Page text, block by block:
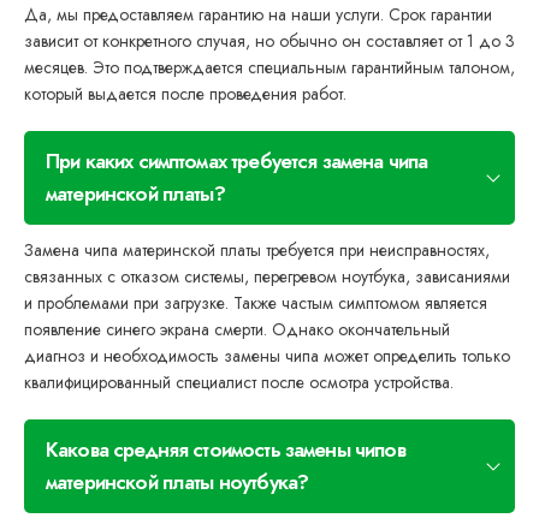
Да, мы предоставляем гарантию на наши услуги. Срок гарантии
зависит от конкретного случая, но обычно он составляет от 1 до 3
месяцев. Это подтверждается специальным гарантийным талоном,
который выдается после проведения работ.
При каких симптомах требуется замена чипа
материнской платы?
Замена чипа материнской платы требуется при неисправностях,
связанных с отказом системы, перегревом ноутбука, зависаниями
и проблемами при загрузке. Также частым симптомом является
появление синего экрана смерти. Однако окончательный
диагноз и необходимость замены чипа может определить только
квалифицированный специалист после осмотра устройства.
Какова средняя стоимость замены чипов
материнской платы ноутбука?